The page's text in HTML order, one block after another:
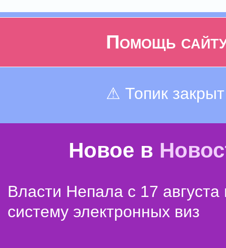
Помощь
⚠ Топик закрыт
Новое в
Власти Непала с 17 августа
систему электронных виз